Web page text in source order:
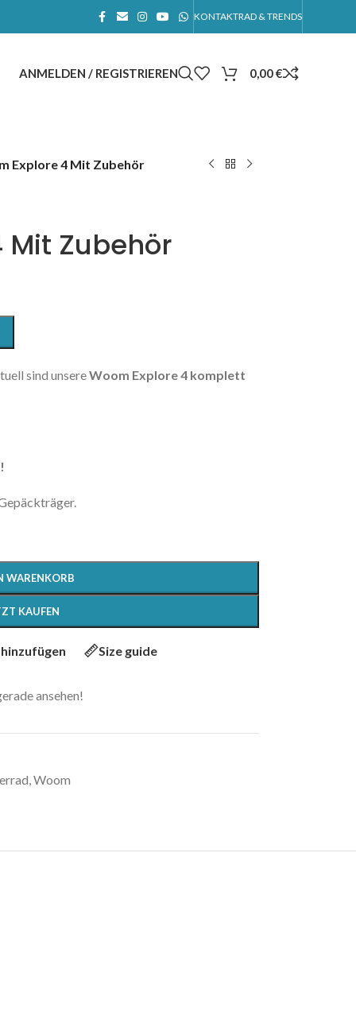
KONTAKTRAD & TRENDS
ANMELDEN / REGISTRIEREN 0,00€
Explore 4 Mit Zubehör
Mit Zubehör
sind unsereWoom Explore 4 komplett
WARENKORB
KAUFEN
Size guide
ansehen!
,Woom